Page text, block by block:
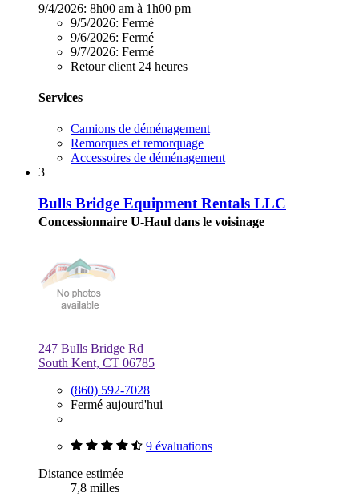
9/4/2026: 8h00 am à 1h00 pm
9/5/2026: Fermé
9/6/2026: Fermé
9/7/2026: Fermé
Retour client 24 heures
Services
Camions de déménagement
Remorques et remorquage
Accessoires de déménagement
3
Bulls Bridge Equipment Rentals LLC
Concessionnaire U-Haul dans le voisinage
247 Bulls Bridge Rd
South Kent, CT 06785
(860) 592-7028
Fermé aujourd'hui
9 évaluations
Distance estimée
7,8 milles